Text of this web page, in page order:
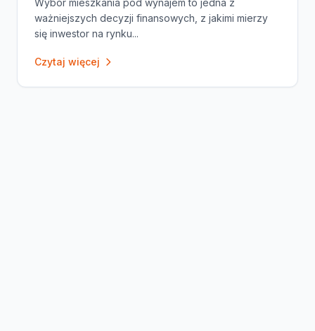
Wybór mieszkania pod wynajem to jedna z
ważniejszych decyzji finansowych, z jakimi mierzy
się inwestor na rynku...
Czytaj więcej